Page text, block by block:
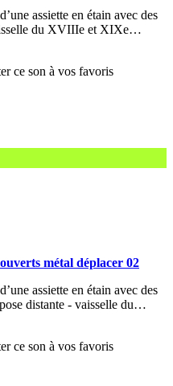
assiette en étain avec des
du XVIIIe et XIXe…
métal déplacer 02
assiette en étain avec des
distante - vaisselle du…